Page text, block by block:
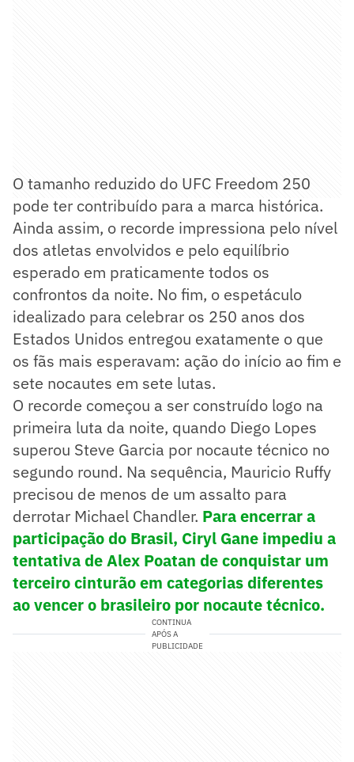
O tamanho reduzido do UFC Freedom 250
pode ter contribuído para a marca histórica.
Ainda assim, o recorde impressiona pelo nível
dos atletas envolvidos e pelo equilíbrio
esperado em praticamente todos os
confrontos da noite. No fim, o espetáculo
idealizado para celebrar os 250 anos dos
Estados Unidos entregou exatamente o que
os fãs mais esperavam: ação do início ao fim e
sete nocautes em sete lutas.
O recorde começou a ser construído logo na
primeira luta da noite, quando Diego Lopes
superou Steve Garcia por nocaute técnico no
segundo round. Na sequência, Mauricio Ruffy
precisou de menos de um assalto para
derrotar Michael Chandler. Para encerrar a
participação do Brasil, Ciryl Gane impediu a
tentativa de Alex Poatan de conquistar um
terceiro cinturão em categorias diferentes
ao vencer o brasileiro por nocaute técnico.
CONTINUA
APÓS A
PUBLICIDADE